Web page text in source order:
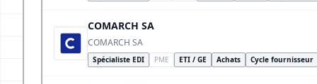
COMARCH SA
COMARCH SA
Spécialiste EDI PME ETI / GE Achats Cycle fournisseur